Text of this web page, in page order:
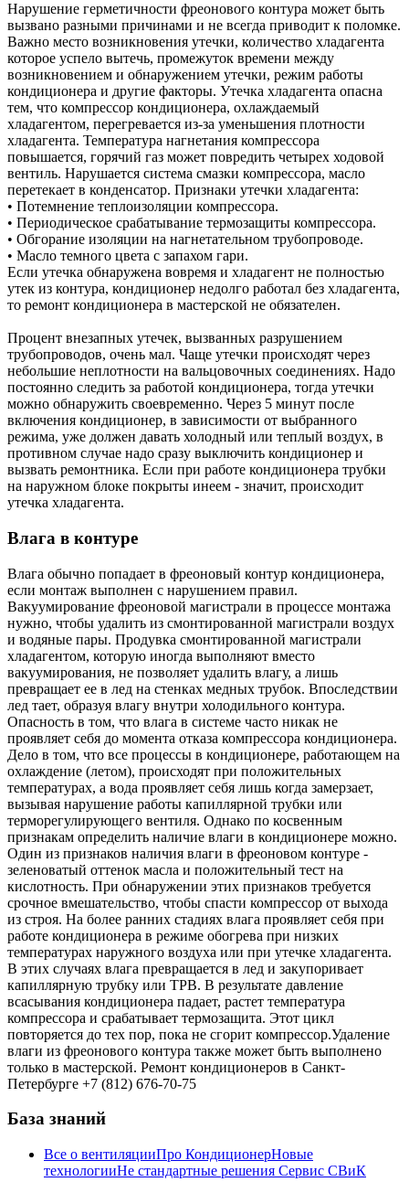
Нарушение герметичности фреонового контура может быть
вызвано разными причинами и не всегда приводит к поломке.
Важно место возникновения утечки, количество хладагента
которое успело вытечь, промежуток времени между
возникновением и обнаружением утечки, режим работы
кондиционера и другие факторы. Утечка хладагента опасна
тем, что компрессор кондиционера, охлаждаемый
хладагентом, перегревается из-за уменьшения плотности
хладагента. Температура нагнетания компрессора
повышается, горячий газ может повредить четырех ходовой
вентиль. Нарушается система смазки компрессора, масло
перетекает в конденсатор. Признаки утечки хладагента:
• Потемнение теплоизоляции компрессора.
• Периодическое срабатывание термозащиты компрессора.
• Обгорание изоляции на нагнетательном трубопроводе.
• Масло темного цвета с запахом гари.
Если утечка обнаружена вовремя и хладагент не полностью
утек из контура, кондиционер недолго работал без хладагента,
то ремонт кондиционера в мастерской не обязателен.
Процент внезапных утечек, вызванных разрушением
трубопроводов, очень мал. Чаще утечки происходят через
небольшие неплотности на вальцовочных соединениях. Надо
постоянно следить за работой кондиционера, тогда утечки
можно обнаружить своевременно. Через 5 минут после
включения кондиционер, в зависимости от выбранного
режима, уже должен давать холодный или теплый воздух, в
противном случае надо сразу выключить кондиционер и
вызвать ремонтника. Если при работе кондиционера трубки
на наружном блоке покрыты инеем - значит, происходит
утечка хладагента.
Влага в контуре
Влага обычно попадает в фреоновый контур кондиционера,
если монтаж выполнен с нарушением правил.
Вакуумирование фреоновой магистрали в процессе монтажа
нужно, чтобы удалить из смонтированной магистрали воздух
и водяные пары. Продувка смонтированной магистрали
хладагентом, которую иногда выполняют вместо
вакуумирования, не позволяет удалить влагу, а лишь
превращает ее в лед на стенках медных трубок. Впоследствии
лед тает, образуя влагу внутри холодильного контура.
Опасность в том, что влага в системе часто никак не
проявляет себя до момента отказа компрессора кондиционера.
Дело в том, что все процессы в кондиционере, работающем на
охлаждение (летом), происходят при положительных
температурах, а вода проявляет себя лишь когда замерзает,
вызывая нарушение работы капиллярной трубки или
терморегулирующего вентиля. Однако по косвенным
признакам определить наличие влаги в кондиционере можно.
Один из признаков наличия влаги в фреоновом контуре -
зеленоватый оттенок масла и положительный тест на
кислотность. При обнаружении этих признаков требуется
срочное вмешательство, чтобы спасти компрессор от выхода
из строя. На более ранних стадиях влага проявляет себя при
работе кондиционера в режиме обогрева при низких
температурах наружного воздуха или при утечке хладагента.
В этих случаях влага превращается в лед и закупоривает
капиллярную трубку или ТРВ. В результате давление
всасывания кондиционера падает, растет температура
компрессора и срабатывает термозащита. Этот цикл
повторяется до тех пор, пока не сгорит компрессор.Удаление
влаги из фреонового контура также может быть выполнено
только в мастерской. Ремонт кондиционеров в Санкт-
Петербурге +7 (812) 676-70-75
База знаний
Все о вентиляцииПро КондиционерНовые
технологииНе стандартные решения Сервис СВиК